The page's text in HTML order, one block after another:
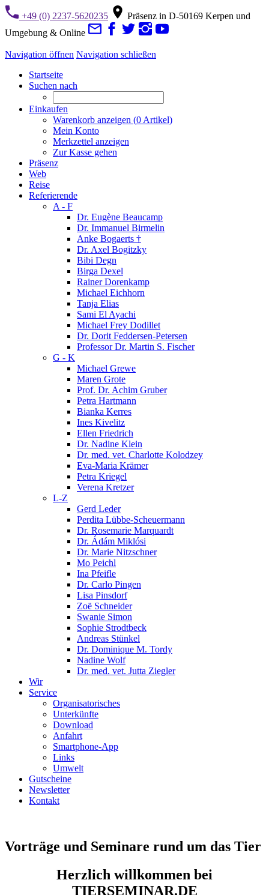
+49 (0) 2237-5620235
Präsenz in D-50169 Kerpen und
Umgebung & Online
Navigation öffnen Navigation schließen
Startseite
Suchen nach
Einkaufen
Warenkorb anzeigen (0 Artikel)
Mein Konto
Merkzettel anzeigen
Zur Kasse gehen
Präsenz
Web
Reise
Referierende
A - F
Dr. Eugène Beaucamp
Dr. Immanuel Birmelin
Anke Bogaerts †
Dr. Axel Bogitzky
Bibi Degn
Birga Dexel
Rainer Dorenkamp
Michael Eichhorn
Tanja Elias
Sami El Ayachi
Michael Frey Dodillet
Dr. Dorit Feddersen-Petersen
Professor Dr. Martin S. Fischer
G - K
Michael Grewe
Maren Grote
Prof. Dr. Achim Gruber
Petra Hartmann
Bianka Kerres
Ines Kivelitz
Ellen Friedrich
Dr. Nadine Klein
Dr. med. vet. Charlotte Kolodzey
Eva-Maria Krämer
Petra Kriegel
Verena Kretzer
L-Z
Gerd Leder
Perdita Lübbe-Scheuermann
Dr. Rosemarie Marquardt
Dr. Ádám Miklósi
Dr. Marie Nitzschner
Mo Peichl
Ina Pfeifle
Dr. Carlo Pingen
Lisa Pinsdorf
Zoë Schneider
Swanie Simon
Sophie Strodtbeck
Andreas Stünkel
Dr. Dominique M. Tordy
Nadine Wolf
Dr. med. vet. Jutta Ziegler
Wir
Service
Organisatorisches
Unterkünfte
Download
Anfahrt
Smartphone-App
Links
Umwelt
Gutscheine
Newsletter
Kontakt
Vorträge und Seminare rund um das Tier
Herzlich willkommen bei
TIERSEMINAR.DE